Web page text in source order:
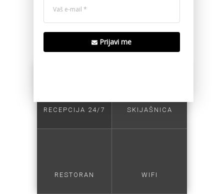
RECEPCIJA 24/7 SKIJAŠNICA
RESTORAN WIFI
Prijavi me